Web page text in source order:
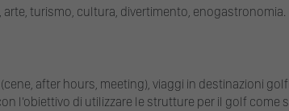
arte, turismo, cultura, divertimento, enogastronomia.
after hours, meeting), viaggi in destinazioni
di utilizzare le strutture per il golf come